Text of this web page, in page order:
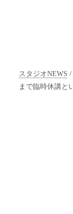
スタジオNEWS /
まで臨時休講と